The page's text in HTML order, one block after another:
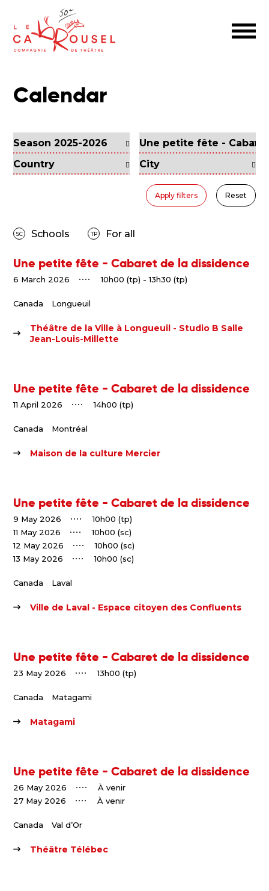
Calendar
Apply filters Reset
SC Schools TP For all
Une petite fête - Cabaret de la dissidence
6 March 2026 10h00 (tp) - 13h30 (tp)
Canada Longueuil
Théâtre de la Ville à Longueuil - Studio B Salle
Jean-Louis-Millette
Une petite fête - Cabaret de la dissidence
11 April 2026 14h00 (tp)
Canada Montréal
Maison de la culture Mercier
Une petite fête - Cabaret de la dissidence
9 May 2026
10h00 (tp)
11 May 2026
10h00 (sc)
12 May 2026
10h00 (sc)
13 May 2026
10h00 (sc)
Canada Laval
Ville de Laval - Espace citoyen des Confluents
Une petite fête - Cabaret de la dissidence
23 May 2026 13h00 (tp)
Canada Matagami
Matagami
Une petite fête - Cabaret de la dissidence
26 May 2026
À venir
27 May 2026
À venir
Canada Val d’Or
Théâtre Télébec